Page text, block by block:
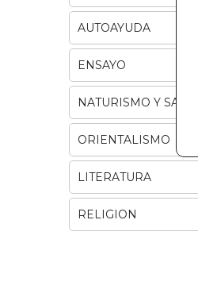
AUTOAYUDA
ENSAYO
NATURISMO Y SALUD
ORIENTALISMO
LITERATURA
RELIGION